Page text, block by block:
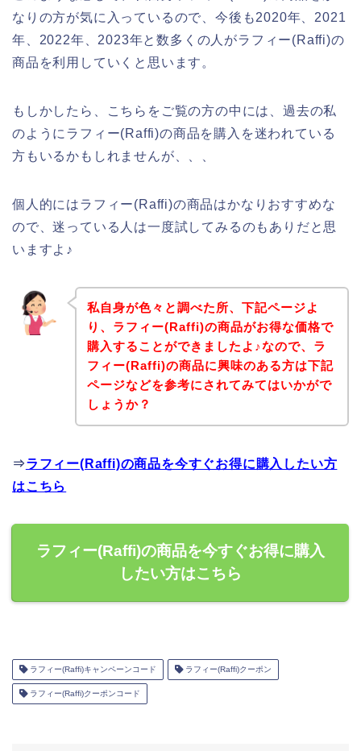
なりの方が気に入っているので、今後も2020年、2021
年、2022年、2023年と数多くの人がラフィー(Raffi)の
商品を利用していくと思います。
もしかしたら、こちらをご覧の方の中には、過去の私
のようにラフィー(Raffi)の商品を購入を迷われている
方もいるかもしれませんが、、、
個人的にはラフィー(Raffi)の商品はかなりおすすめな
ので、迷っている人は一度試してみるのもありだと思
いますよ♪
私自身が色々と調べた所、下記ページよ
り、ラフィー(Raffi)の商品がお得な価格で
購入することができましたよ♪なので、ラ
フィー(Raffi)の商品に興味のある方は下記
ページなどを参考にされてみてはいかがで
しょうか？
⇒ラフィー(Raffi)の商品を今すぐお得に購入したい方
はこちら
ラフィー(Raffi)の商品を今すぐお得に購入
したい方はこちら
ラフィー(Raffi)キャンペーンコード ラフィー(Raffi)クーポン
ラフィー(Raffi)クーポンコード